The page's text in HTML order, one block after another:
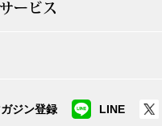
ービス
ジン登録 LINE